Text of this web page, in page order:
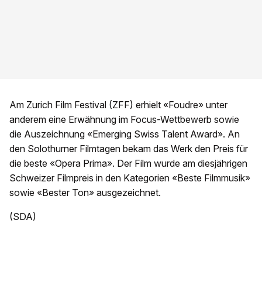
Am Zurich Film Festival (ZFF) erhielt «Foudre» unter
anderem eine Erwähnung im Focus-Wettbewerb sowie
die Auszeichnung «Emerging Swiss Talent Award». An
den Solothurner Filmtagen bekam das Werk den Preis für
die beste «Opera Prima». Der Film wurde am diesjährigen
Schweizer Filmpreis in den Kategorien «Beste Filmmusik»
sowie «Bester Ton» ausgezeichnet.
(SDA)